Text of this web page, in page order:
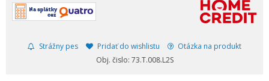
Strážny pes Pridať do wishlistu
Otázka na produkt
Obj. čislo: 73.T.008.L2S